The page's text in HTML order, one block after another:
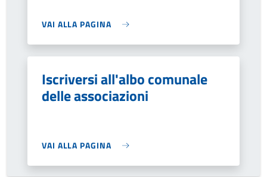
VAI ALLA PAGINA
Iscriversi all'albo comunale
delle associazioni
VAI ALLA PAGINA